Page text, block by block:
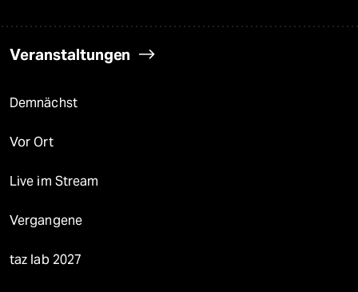
Veranstaltungen
Demnächst
Vor Ort
Live im Stream
Vergangene
taz lab 2027